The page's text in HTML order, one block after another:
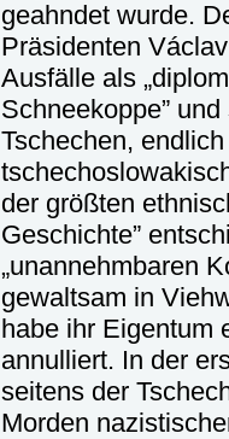
geahndet wurde.
Präsidenten
Ausfälle als
Schneekoppe”
Tschechen,
der größten
Geschichte”
„unannehmbaren
gewaltsam in
habe ihr Eigentum
annulliert. In der
seitens der
Morden